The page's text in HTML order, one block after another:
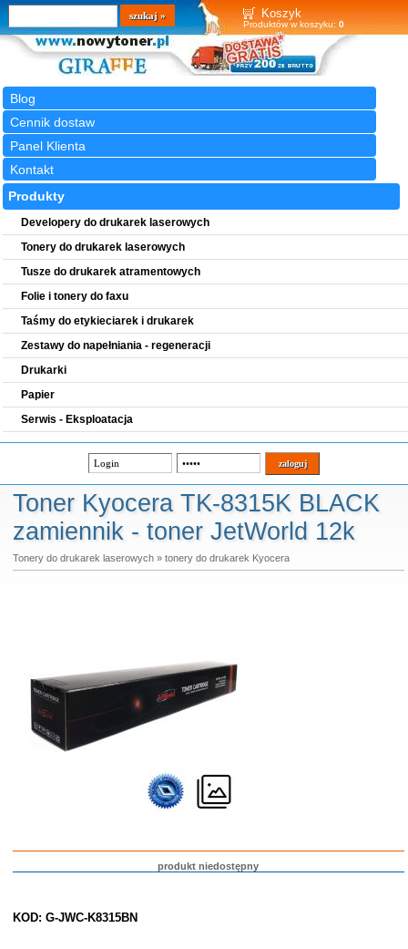
Koszyk
Produktów w koszyku: 0
Blog
Cennik dostaw
Panel Klienta
Kontakt
Wyszukiwarka
szukaj
Produkty
Developery do drukarek laserowych
Tonery do drukarek laserowych
Tusze do drukarek atramentowych
Folie i tonery do faxu
Taśmy do etykieciarek i drukarek
Zestawy do napełniania - regeneracji
Drukarki
Papier
Serwis - Eksploatacja
Toner Kyocera TK-8315K BLACK
zamiennik - toner JetWorld 12k
Tonery do drukarek laserowych» tonery do drukarek Kyocera
produkt niedostępny
KOD: G-JWC-K8315BN